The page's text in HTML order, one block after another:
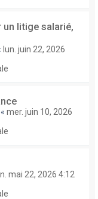
litige salarié,
lun. juin 22, 2026
« mer. juin 10, 2026
mai 22, 2026 4:12